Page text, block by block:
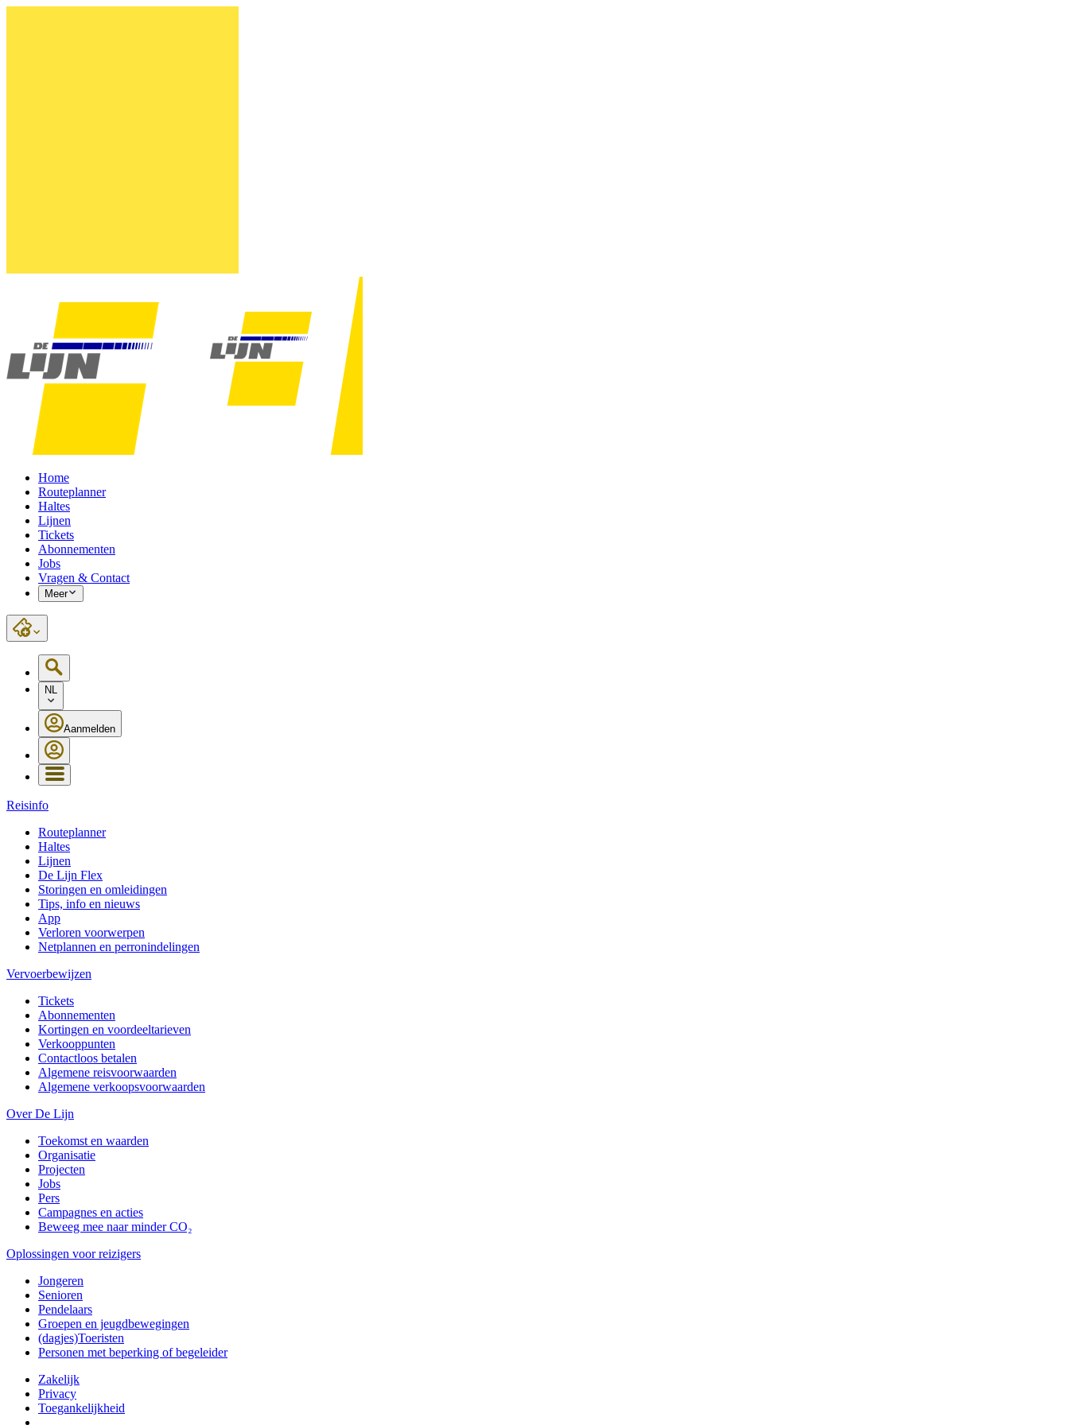
Home
Routeplanner
Haltes
Lijnen
Tickets
Abonnementen
Jobs
Vragen & Contact
Meer
NL
Aanmelden
Reisinfo
Routeplanner
Haltes
Lijnen
De Lijn Flex
Storingen en omleidingen
Tips, info en nieuws
App
Verloren voorwerpen
Netplannen en perronindelingen
Vervoerbewijzen
Tickets
Abonnementen
Kortingen en voordeeltarieven
Verkooppunten
Contactloos betalen
Algemene reisvoorwaarden
Algemene verkoopsvoorwaarden
Over De Lijn
Toekomst en waarden
Organisatie
Projecten
Jobs
Pers
Campagnes en acties
Beweeg mee naar minder CO₂
Oplossingen voor reizigers
Jongeren
Senioren
Pendelaars
Groepen en jeugdbewegingen
(dagjes)Toeristen
Personen met beperking of begeleider
Zakelijk
Privacy
Toegankelijkheid